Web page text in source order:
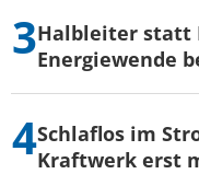
Halbleiter statt
Energiewende
Schlaflos im
Kraftwerk erst